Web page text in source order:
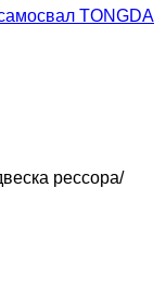
TONGDA
рессора/